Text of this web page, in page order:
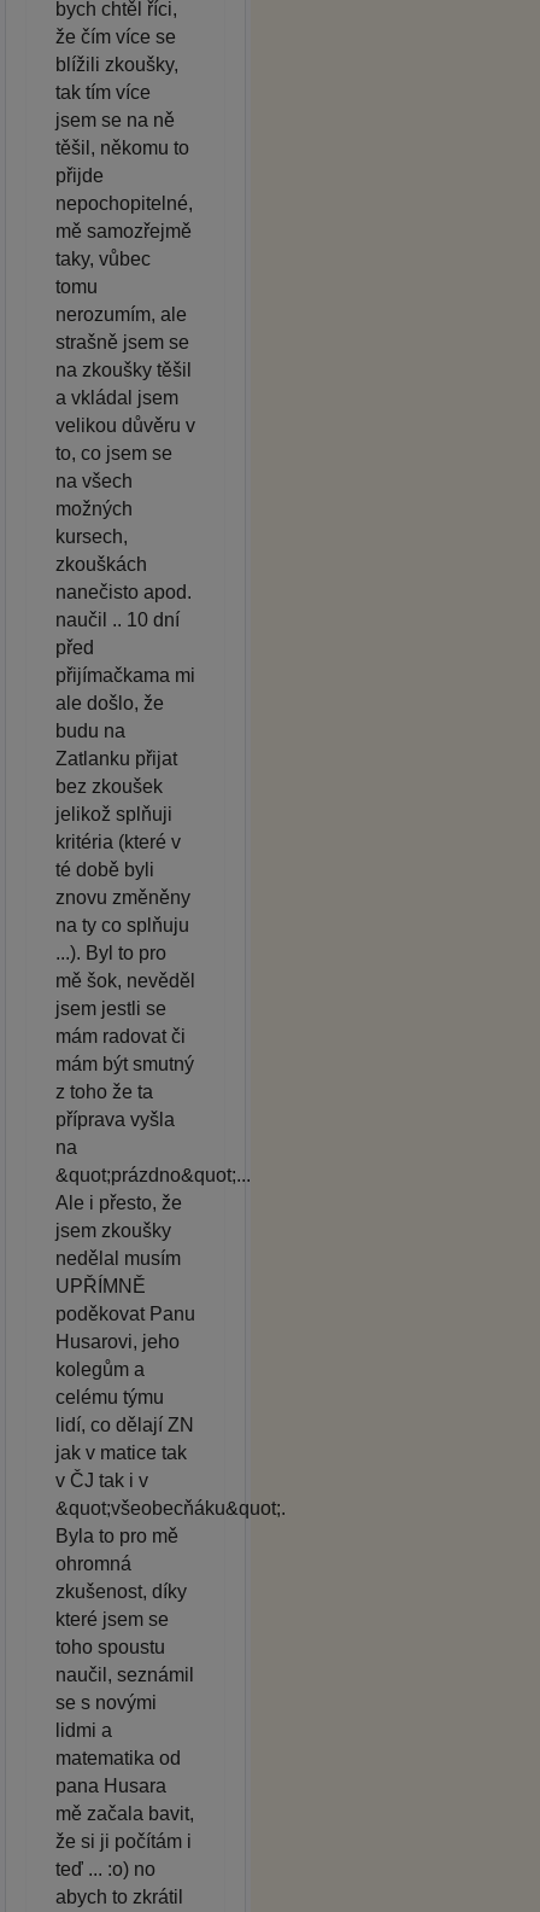
bych chtěl říci,
že čím více se
blížili zkoušky,
tak tím více
jsem se na ně
těšil, někomu to
přijde
nepochopitelné,
mě samozřejmě
taky, vůbec
tomu
nerozumím, ale
strašně jsem se
na zkoušky těšil
a vkládal jsem
velikou důvěru v
to, co jsem se
na všech
možných
kursech,
zkouškách
nanečisto apod.
naučil .. 10 dní
před
přijímačkama mi
ale došlo, že
budu na
Zatlanku přijat
bez zkoušek
jelikož splňuji
kritéria (které v
té době byli
znovu změněny
na ty co splňuju
...). Byl to pro
mě šok, nevěděl
jsem jestli se
mám radovat či
mám být smutný
z toho že ta
příprava vyšla
na
&quot;prázdno&quot;...
Ale i přesto, že
jsem zkoušky
nedělal musím
UPŘÍMNĚ
poděkovat Panu
Husarovi, jeho
kolegům a
celému týmu
lidí, co dělají ZN
jak v matice tak
v ČJ tak i v
&quot;všeobecňáku&quot;.
Byla to pro mě
ohromná
zkušenost, díky
které jsem se
toho spoustu
naučil, seznámil
se s novými
lidmi a
matematika od
pana Husara
mě začala bavit,
že si ji počítám i
teď ... :o) no
abych to zkrátil